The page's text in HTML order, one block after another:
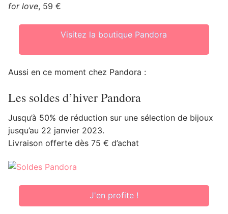
for love, 59 €
Visitez la boutique Pandora
Aussi en ce moment chez Pandora :
Les soldes d’hiver Pandora
Jusqu’à 50% de réduction sur une sélection de bijoux
jusqu’au 22 janvier 2023.
Livraison offerte dès 75 € d’achat
J'en profite !